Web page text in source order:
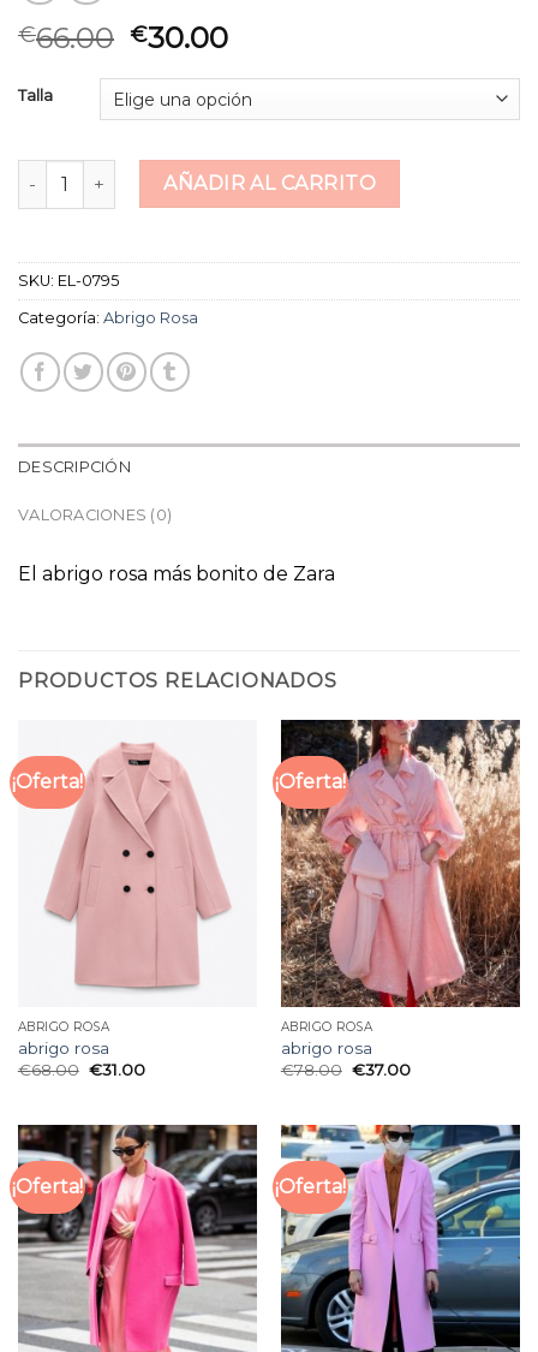
€66.00 €30.00
Talla
abrigo rosa cantidadAÑADIR AL CARRITO
SKU: EL-0795
Categoría: Abrigo Rosa
DESCRIPCIÓN
VALORACIONES (0)
El abrigo rosa más bonito de Zara
PRODUCTOS RELACIONADOS
¡Oferta!
ABRIGO ROSA
abrigo rosa
€68.00 €31.00
¡Oferta!
ABRIGO ROSA
abrigo rosa
€78.00 €37.00
¡Oferta! ¡Oferta!